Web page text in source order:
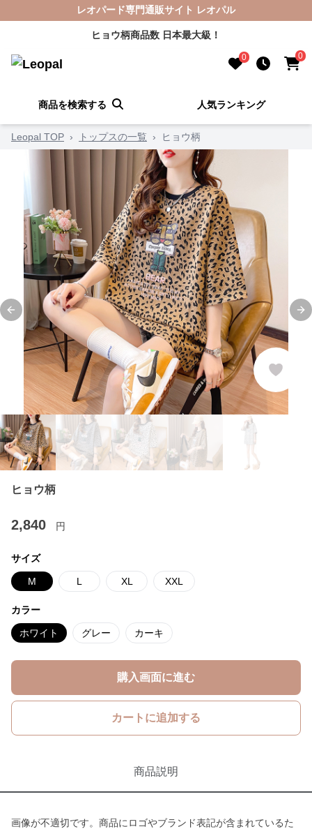
レオパード専門通販サイト レオパル
ヒョウ柄商品数 日本最大級！
0 0
商品を検索する 人気ランキング
Leopal TOP › トップスの一覧 › ヒョウ柄
Previous slide
ヒョウ柄
2,840 円
サイズ
M L XL XXL
カラー
ホワイト グレー カーキ
購入画面に進む
カートに追加する
商品説明
画像が不適切です。商品にロゴやブランド表記が含まれているた